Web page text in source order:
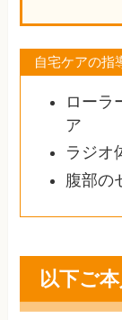
自宅ケアの指
ローラ
ア
ラジオ
腹部の
以下ご